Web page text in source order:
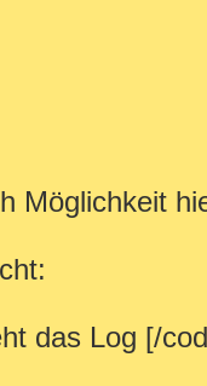
Möglichkeit
das Log [/